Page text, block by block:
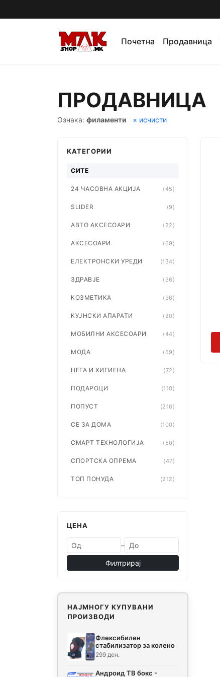
Почетна Продавница
ПРОДАВНИЦА
Ознака: филаменти × исчисти
КАТЕГОРИИ
СИТЕ
24 ЧАСОВНА АКЦИЈА (45)
SLIDER (9)
АВТО АКСЕСОАРИ (22)
АКСЕСОАРИ (69)
ЕЛЕКТРОНСКИ УРЕДИ (134)
ЗДРАВЈЕ (36)
КОЗМЕТИКА (36)
КУЈНСКИ АПАРАТИ (20)
МОБИЛНИ АКСЕСОАРИ (44)
МОДА (69)
НЕГА И ХИГИЕНА (72)
ПОДАРОЦИ (110)
ПОПУСТ (216)
СЕ ЗА ДОМА (100)
СМАРТ ТЕХНОЛОГИЈА (50)
СПОРТСКА ОПРЕМА (47)
ТОП ПОНУДА (212)
ЦЕНА
–
Филтрирај
НАЈМНОГУ КУПУВАНИ
ПРОИЗВОДИ
Флексибилен
стабилизатор за колено
299 ден.
Андроид ТВ бокс -